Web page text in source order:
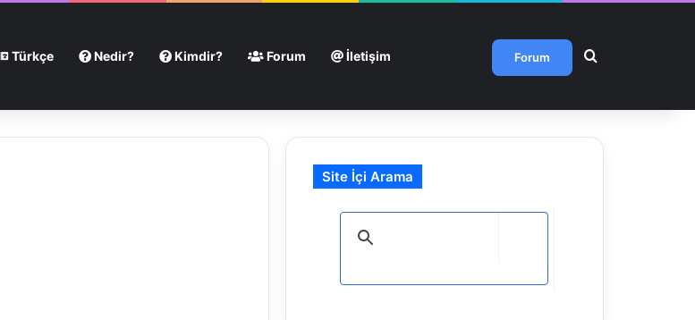
Türkçe Nedir? Kimdir? Forum İletişim Forum Arama yap ...
Site İçi Arama